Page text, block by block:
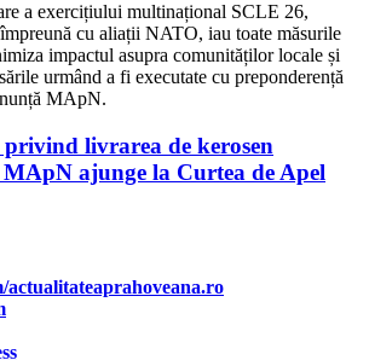
a exercițiului multinațional SCLE 26,
cu aliații NATO, iau toate măsurile
impactul asupra comunităților locale și
urmând a fi executate cu preponderență
MApN.
livrarea de kerosen
ajunge la Curtea de Apel
actualitateaprahoveana.ro